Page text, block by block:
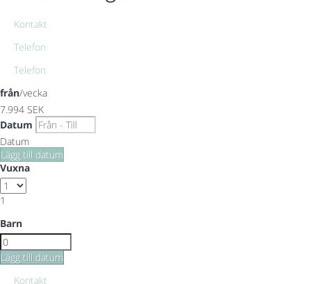
Kontakt
Telefon
Telefon
från/vecka
7.994 SEK
Datum
Datum
Lägg till datum
Vuxna
1
Barn
Lägg till datum
Kontakt